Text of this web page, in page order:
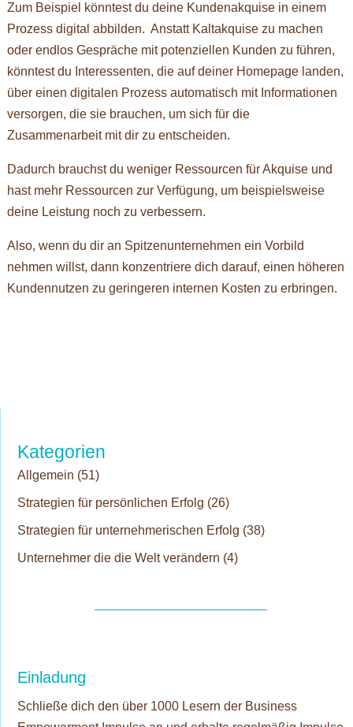
Zum Beispiel könntest du deine Kundenakquise in einem
Prozess digital abbilden. Anstatt Kaltakquise zu machen
oder endlos Gespräche mit potenziellen Kunden zu führen,
könntest du Interessenten, die auf deiner Homepage landen,
über einen digitalen Prozess automatisch mit Informationen
versorgen, die sie brauchen, um sich für die
Zusammenarbeit mit dir zu entscheiden.
Dadurch brauchst du weniger Ressourcen für Akquise und
hast mehr Ressourcen zur Verfügung, um beispielsweise
deine Leistung noch zu verbessern.
Also, wenn du dir an Spitzenunternehmen ein Vorbild
nehmen willst, dann konzentriere dich darauf, einen höheren
Kundennutzen zu geringeren internen Kosten zu erbringen.
Kategorien
Allgemein (51)
Strategien für persönlichen Erfolg (26)
Strategien für unternehmerischen Erfolg (38)
Unternehmer die die Welt verändern (4)
Einladung
Schließe dich den über 1000 Lesern der Business